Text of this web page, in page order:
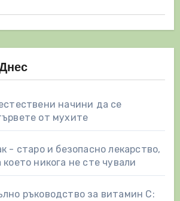
начини да се
от мухите
- старо и безопасно лекарство,
което никога не сте чували
ръководство за витамин С: